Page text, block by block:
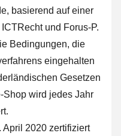
basierend auf einer
und Forus-P.
Bedingungen, die
eingehalten
Gesetzen
Shop wird jedes Jahr
April 2020 zertifiziert